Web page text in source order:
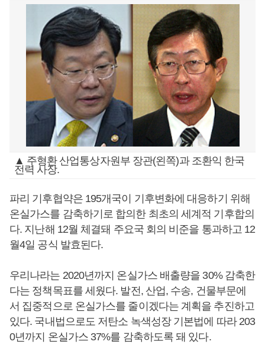
▲ 주형환 산업통상자원부 장관(왼쪽)과 조환익 한국
전력 사장.
파리 기후협약은 195개국이 기후변화에 대응하기 위해
온실가스를 감축하기로 합의한 최초의 세계적 기후합의
다. 지난해 12월 체결돼 주요국 회의 비준을 통과하고 12
월4일 공식 발효된다.
우리나라는 2020년까지 온실가스 배출량을 30% 감축한
다는 정책목표를 세웠다. 발전, 산업, 수송, 건물부문에
서 집중적으로 온실가스를 줄이겠다는 계획을 추진하고
있다. 국내법으로도 저탄소 녹색성장 기본법에 따라 203
0년까지 온실가스 37%를 감축하도록 돼 있다.